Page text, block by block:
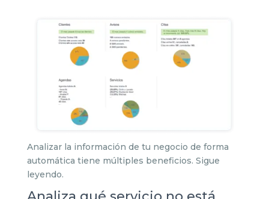
Analizar la información de tu negocio de forma
automática tiene múltiples beneficios. Sigue
leyendo.